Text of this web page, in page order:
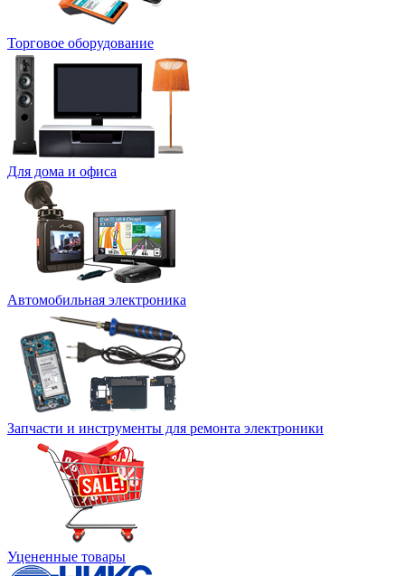
Торговое оборудование
Для дома и офиса
Автомобильная электроника
Запчасти и инструменты для ремонта электроники
Уцененные товары